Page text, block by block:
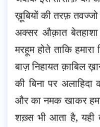
ख़ूबियों की तरफ़ तवज्जो
अक्सर औक़ात
मरहूम होते ताकि
बाज़ निहायत क़ाबिल
की बिना पर
और का नमक खाकर
शख़्स भी आता है, यही